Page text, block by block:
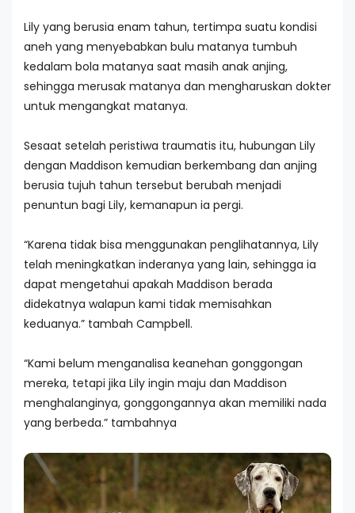
Lily yang berusia enam tahun, tertimpa suatu kondisi
aneh yang menyebabkan bulu matanya tumbuh
kedalam bola matanya saat masih anak anjing,
sehingga merusak matanya dan mengharuskan dokter
untuk mengangkat matanya.
Sesaat setelah peristiwa traumatis itu, hubungan Lily
dengan Maddison kemudian berkembang dan anjing
berusia tujuh tahun tersebut berubah menjadi
penuntun bagi Lily, kemanapun ia pergi.
“Karena tidak bisa menggunakan penglihatannya, Lily
telah meningkatkan inderanya yang lain, sehingga ia
dapat mengetahui apakah Maddison berada
didekatnya walapun kami tidak memisahkan
keduanya.” tambah Campbell.
“Kami belum menganalisa keanehan gonggongan
mereka, tetapi jika Lily ingin maju dan Maddison
menghalanginya, gonggongannya akan memiliki nada
yang berbeda.” tambahnya